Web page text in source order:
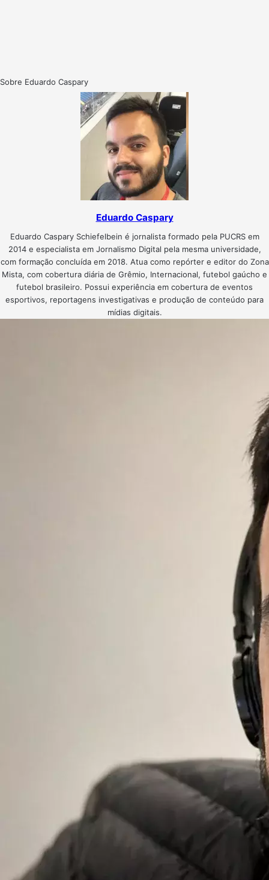
Sobre Eduardo Caspary
Eduardo Caspary
Eduardo Caspary Schiefelbein é jornalista formado pela PUCRS em
2014 e especialista em Jornalismo Digital pela mesma universidade,
com formação concluída em 2018. Atua como repórter e editor do Zona
Mista, com cobertura diária de Grêmio, Internacional, futebol gaúcho e
futebol brasileiro. Possui experiência em cobertura de eventos
esportivos, reportagens investigativas e produção de conteúdo para
mídias digitais.